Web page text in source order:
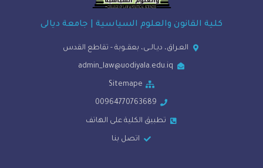
القانون والعلوم السياسية | جامعة ديالى
العـراق، ديـالــى، بعقــوبة - تقاطع القدس
admin_law@uodiyala.edu.iq
00964770763689
تطبيق الكلية على الهاتف